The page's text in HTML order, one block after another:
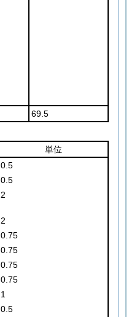
69.5
単位
0.5
0.5
2
2
0.75
0.75
0.75
0.75
1
0.5